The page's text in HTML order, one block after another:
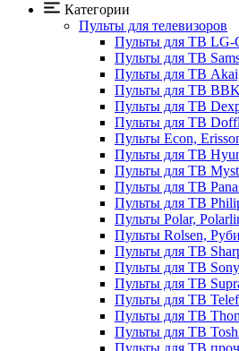
Категории
Пульты для телевизоров
Пульты для ТВ LG-
Пульты для ТВ
Пульты для ТВ
Пульты для ТВ
Пульты для ТВ
Пульты для ТВ
Пульты Econ,
Пульты для ТВ
Пульты для ТВ
Пульты для ТВ
Пульты для ТВ
Пульты Polar,
Пульты Rolsen,
Пульты для ТВ
Пульты для ТВ Sony
Пульты для ТВ
Пульты для ТВ
Пульты для ТВ
Пульты для ТВ
Пульты для ТВ